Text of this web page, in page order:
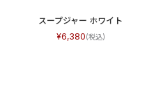
スープジャー ホワイト
6,380